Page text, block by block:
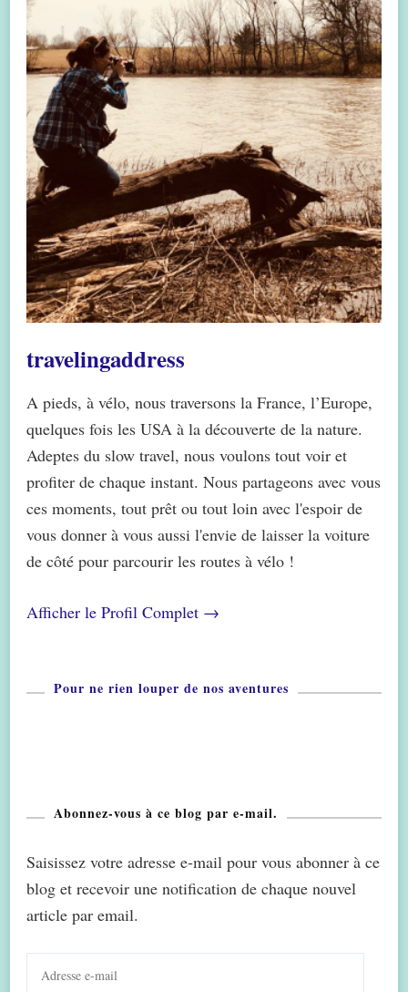
travelingaddress
A pieds, à vélo, nous traversons la France, l’Europe,
quelques fois les USA à la découverte de la nature.
Adeptes du slow travel, nous voulons tout voir et
profiter de chaque instant. Nous partageons avec vous
ces moments, tout prêt ou tout loin avec l'espoir de
vous donner à vous aussi l'envie de laisser la voiture
de côté pour parcourir les routes à vélo !
Afficher le Profil Complet →
Pour ne rien louper de nos aventures
Abonnez-vous à ce blog par e-mail.
Saisissez votre adresse e-mail pour vous abonner à ce
blog et recevoir une notification de chaque nouvel
article par email.